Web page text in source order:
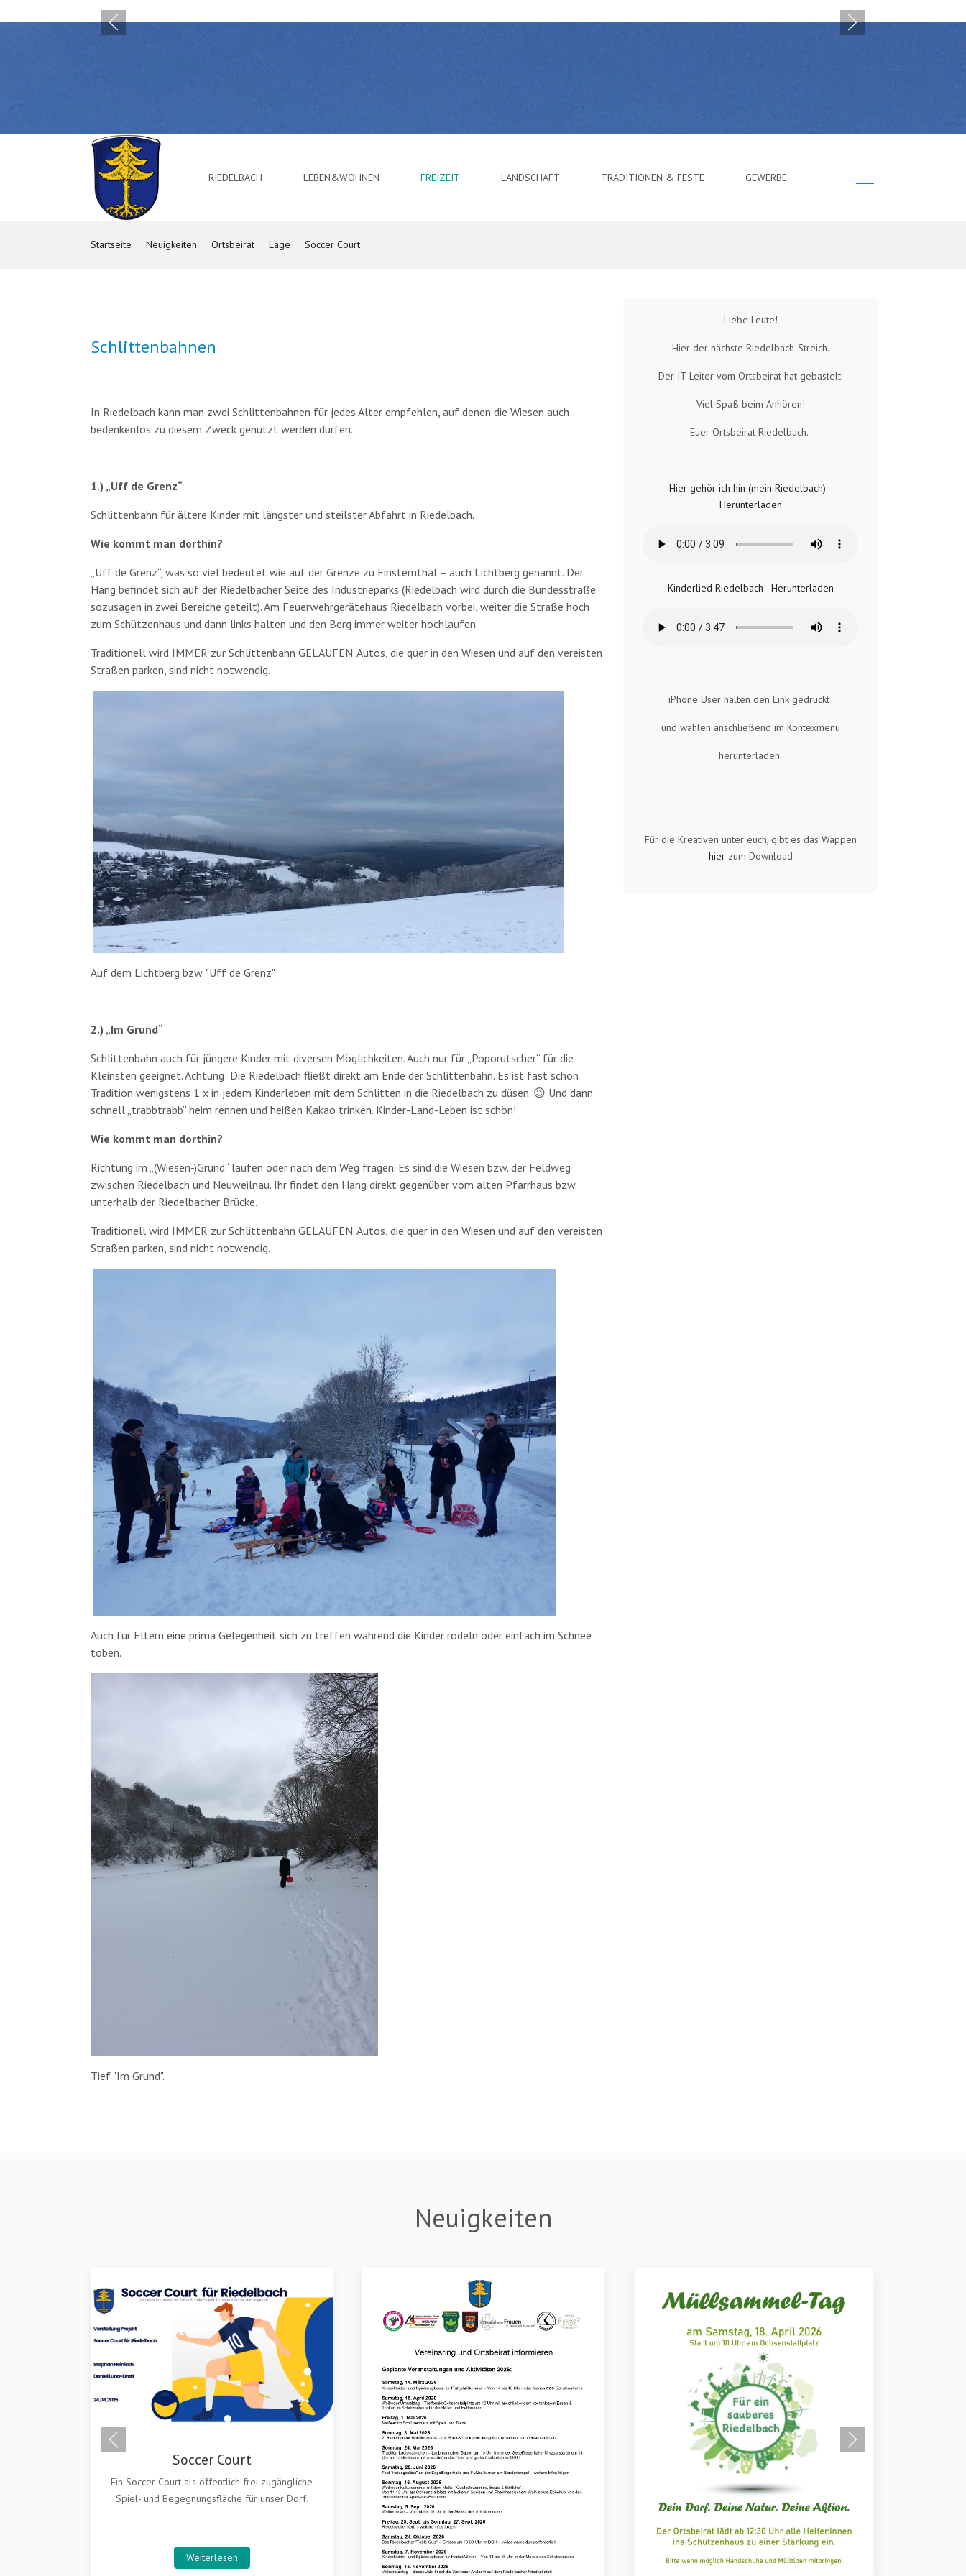
RIEDELBACH LEBEN&WOHNEN FREIZEIT LANDSCHAFT TRADITIONEN & FESTE GEWERBE Off-Canvas Toggle
Startseite Neuigkeiten Ortsbeirat Lage Soccer Court
Schlittenbahnen
In Riedelbach kann man zwei Schlittenbahnen für jedes Alter empfehlen, auf denen die Wiesen auch
bedenkenlos zu diesem Zweck genutzt werden dürfen.
1.) „Uff de Grenz“
Schlittenbahn für ältere Kinder mit längster und steilster Abfahrt in Riedelbach.
Wie kommt man dorthin?
„Uff de Grenz“, was so viel bedeutet wie auf der Grenze zu Finsternthal – auch Lichtberg genannt. Der
Hang befindet sich auf der Riedelbacher Seite des Industrieparks (Riedelbach wird durch die Bundesstraße
sozusagen in zwei Bereiche geteilt). Am Feuerwehrgerätehaus Riedelbach vorbei, weiter die Straße hoch
zum Schützenhaus und dann links halten und den Berg immer weiter hochlaufen.
Traditionell wird IMMER zur Schlittenbahn GELAUFEN. Autos, die quer in den Wiesen und auf den vereisten
Straßen parken, sind nicht notwendig.
Auf dem Lichtberg bzw. "Uff de Grenz".
2.) „Im Grund“
Schlittenbahn auch für jüngere Kinder mit diversen Möglichkeiten. Auch nur für „Poporutscher“ für die
Kleinsten geeignet. Achtung: Die Riedelbach fließt direkt am Ende der Schlittenbahn. Es ist fast schon
Tradition wenigstens 1 x in jedem Kinderleben mit dem Schlitten in die Riedelbach zu düsen. 😉 Und dann
schnell „trabbtrabb“ heim rennen und heißen Kakao trinken. Kinder-Land-Leben ist schön!
Wie kommt man dorthin?
Richtung im „(Wiesen-)Grund“ laufen oder nach dem Weg fragen. Es sind die Wiesen bzw. der Feldweg
zwischen Riedelbach und Neuweilnau. Ihr findet den Hang direkt gegenüber vom alten Pfarrhaus bzw.
unterhalb der Riedelbacher Brücke.
Traditionell wird IMMER zur Schlittenbahn GELAUFEN. Autos, die quer in den Wiesen und auf den vereisten
Straßen parken, sind nicht notwendig.
Auch für Eltern eine prima Gelegenheit sich zu treffen während die Kinder rodeln oder einfach im Schnee
toben.
Tief "Im Grund".
Liebe Leute!
Hier der nächste Riedelbach-Streich.
Der IT-Leiter vom Ortsbeirat hat gebastelt.
Viel Spaß beim Anhören!
Euer Ortsbeirat Riedelbach.
Hier gehör ich hin (mein Riedelbach) -
Herunterladen
Kinderlied Riedelbach - Herunterladen
iPhone User halten den Link gedrückt
und wählen anschließend im Kontexmenü
herunterladen.
Für die Kreativen unter euch, gibt es das Wappen
hierzum Download
Neuigkeiten